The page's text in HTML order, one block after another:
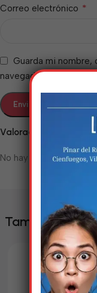
Valoraciones
No hay valoraciones
Correo electrónico *
Guarda mi
navegador para la
También teEm